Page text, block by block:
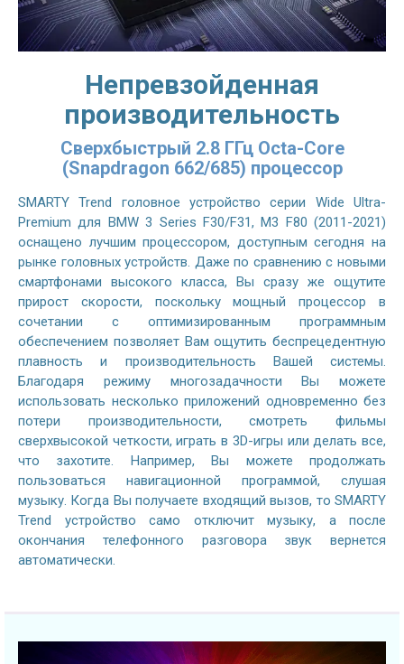
Непревзойденная
производительность
Сверхбыстрый 2.8 ГГц Octa-Core
(Snapdragon 662/685) процессор
SMARTY Trend головное устройство серии Wide Ultra-
Premium для BMW 3 Series F30/F31, M3 F80 (2011-2021)
оснащено лучшим процессором, доступным сегодня на
рынке головных устройств. Даже по сравнению с новыми
смартфонами высокого класса, Вы сразу же ощутите
прирост скорости, поскольку мощный процессор в
сочетании с оптимизированным программным
обеспечением позволяет Вам ощутить беспрецедентную
плавность и производительность Вашей системы.
Благодаря режиму многозадачности Вы можете
использовать несколько приложений одновременно без
потери производительности, смотреть фильмы
сверхвысокой четкости, играть в 3D-игры или делать все,
что захотите. Например, Вы можете продолжать
пользоваться навигационной программой, слушая
музыку. Когда Вы получаете входящий вызов, то SMARTY
Trend устройство само отключит музыку, а после
окончания телефонного разговора звук вернется
автоматически.